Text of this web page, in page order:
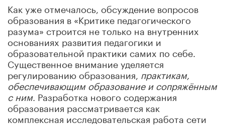
Как уже отмечалось, обсуждение вопросов
образования в «Критике педагогического
разума» строится не только на внутренних
основаниях развития педагогики и
образовательной практики самих по себе.
Существенное внимание уделяется
регулированию образования, практикам,
обеспечивающим образование и сопряжённым
с ним. Разработка нового содержания
образования рассматривается как
комплексная исследовательская работа сети